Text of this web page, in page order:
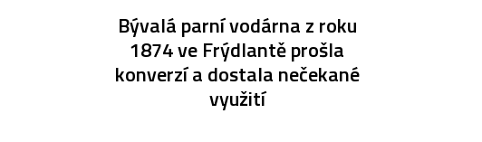
Bývalá parní vodárna z roku
1874 ve Frýdlantě prošla
konverzí a dostala nečekané
využití